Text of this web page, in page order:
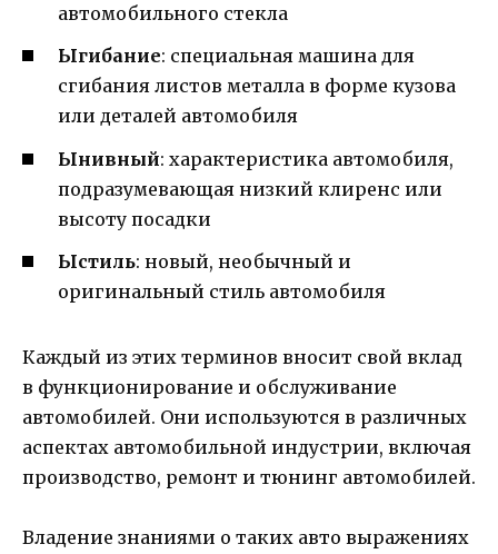
автомобильного стекла
Ыгибание: специальная машина для
сгибания листов металла в форме кузова
или деталей автомобиля
Ынивный: характеристика автомобиля,
подразумевающая низкий клиренс или
высоту посадки
Ыстиль: новый, необычный и
оригинальный стиль автомобиля
Каждый из этих терминов вносит свой вклад
в функционирование и обслуживание
автомобилей. Они используются в различных
аспектах автомобильной индустрии, включая
производство, ремонт и тюнинг автомобилей.
Владение знаниями о таких авто выражениях